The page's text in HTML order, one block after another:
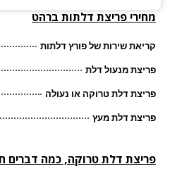
פריצת דלתות ברהט
שירות של פורץ דלתות
מנעול דלת
דלת טרוקה או נעולה
דלת מעץ
דלת טרוקה, כמה דברים